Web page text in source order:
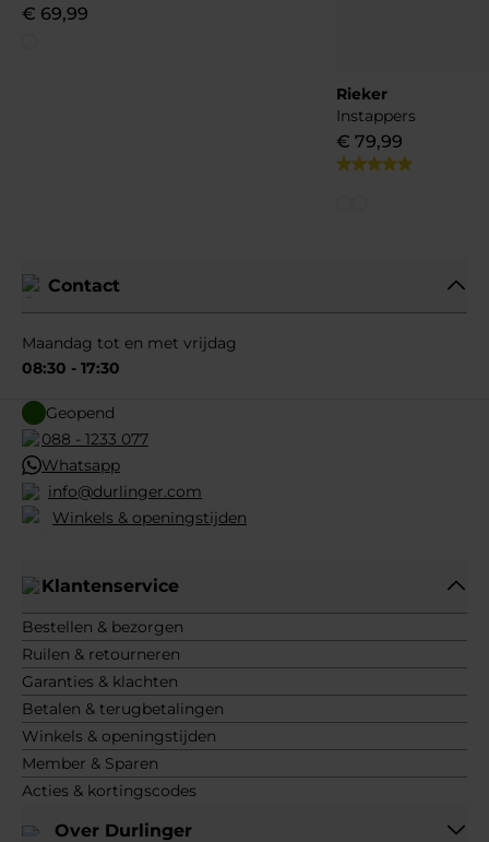
€ 69,99
Rieker
Instappers
€ 79,99
Contact
Maandag tot en met vrijdag
08:30 - 17:30
Geopend
088 - 1233 077
Whatsapp
info@durlinger.com
Winkels & openingstijden
Klantenservice
Bestellen & bezorgen
Ruilen & retourneren
Garanties & klachten
Betalen & terugbetalingen
Winkels & openingstijden
Member & Sparen
Acties & kortingscodes
Over Durlinger